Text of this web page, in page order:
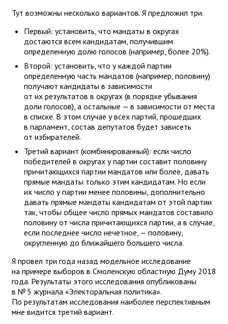
Тут возможны несколько вариантов. Я предложил три.
Первый: установить, что мандаты в округах
достаются всем кандидатам, получившим
определенную долю голосов (например, более 20%).
Второй: установить, что у каждой партии
определенную часть мандатов (например, половину)
получают кандидаты в зависимости
от их результатов в округах (в порядке убывания
доли голосов), а остальные — в зависимости от места
в списке. В этом случае у всех партий, прошедших
в парламент, состав депутатов будет зависеть
от избирателей.
Третий вариант (комбинированный): если число
победителей в округах у партии составит половину
причитающихся партии мандатов или более, давать
прямые мандаты только этим кандидатам. Но если
их число у партии менее половины, дополнительно
давать прямые мандаты кандидатам от этой партии
так, чтобы общее число прямых мандатов составило
половину от числа причитающихся партии, а в случае,
если последнее число нечетное, — половину,
округленную до ближайшего большего числа.
Я провел три года назад модельное исследование
на примере выборов в Смоленскую областную Думу 2018
года. Результаты этого исследования опубликованы
в № 5 журнала «Электоральная политика».
По результатам исследования наиболее перспективным
мне видится третий вариант.